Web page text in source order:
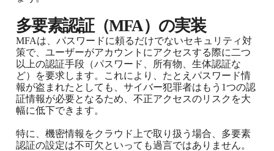
多要素認証（MFA）の実装
MFAは、パスワードに頼るだけでないセキュリティ対
策で、ユーザーがアカウントにアクセスする際に二つ
以上の認証手段（パスワード、所有物、生体認証な
ど）を要求します。これにより、たとえパスワード情
報が盗まれたとしても、サイバー犯罪者はもう1つの認
証情報が必要となるため、不正アクセスのリスクを大
幅に低下できます。
特に、機密情報をクラウド上で取り扱う場合、多要素
認証の設定は不可欠といっても過言ではありません。